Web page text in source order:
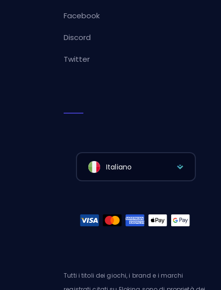
Facebook
Discord
Twitter
Italiano
Tutti i titoli dei giochi, i brand e i marchi